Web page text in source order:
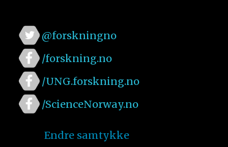
@forskningno
/forskning.no
/UNG.forskning.no
/ScienceNorway.no
Endre samtykke